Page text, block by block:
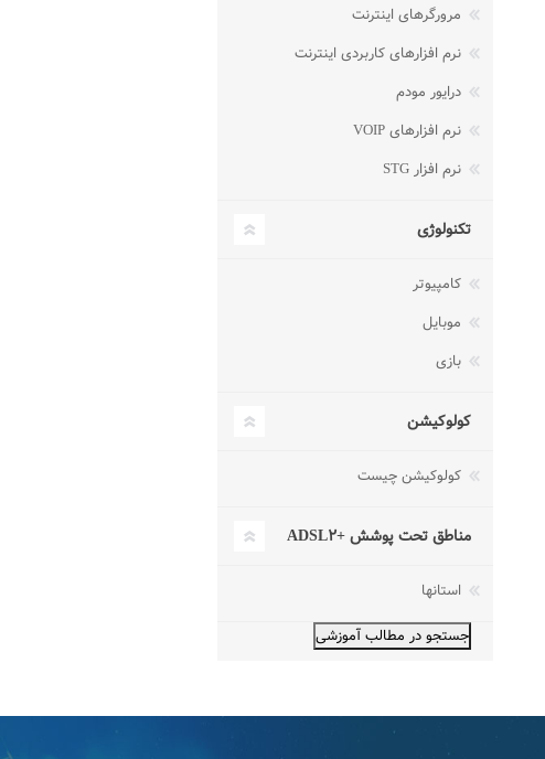
مرورگرهای اینترنت
نرم افزارهای کاربردی اینترنت
درایور مودم
نرم افزارهای VOIP
نرم افزار STG
تکنولوژی
کامپیوتر
موبایل
بازی
کولوکیشن
کولوکیشن چیست
مناطق تحت پوشش +ADSL۲
استانها